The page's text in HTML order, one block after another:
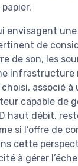
envisagent
de
de son, les
infrastructure
associé à
capable de
haut débit,
si l’offre de
cette
à gérer